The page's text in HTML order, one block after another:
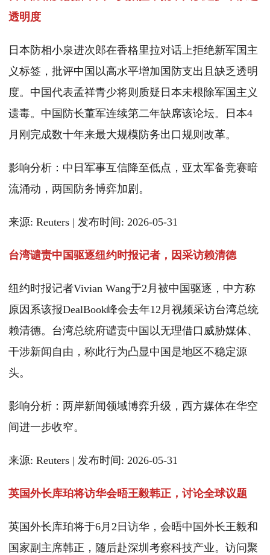
透明度
日本防相小泉进次郎在香格里拉对话上拒绝新军国主
义标签，批评中国以高水平增加国防支出且缺乏透明
度。中国代表孟祥青少将则质疑日本未根除军国主义
遗毒。中国防长董军连续第二年缺席该论坛。日本4
月刚完成数十年来最大规模防务出口规则改革。
影响分析：中日军事互信降至低点，亚太军备竞赛暗
流涌动，两国防务博弈加剧。
来源: Reuters | 发布时间: 2026-05-31
台湾谴责中国驱逐纽约时报记者，因采访赖清德
纽约时报记者Vivian Wang于2月被中国驱逐，中方称
原因系该报DealBook峰会去年12月视频采访台湾总统
赖清德。台湾总统府谴责中国以无理借口威胁媒体、
干涉新闻自由，称此行为凸显中国是地区不稳定源
头。
影响分析：两岸新闻领域博弈升级，西方媒体在华空
间进一步收窄。
来源: Reuters | 发布时间: 2026-05-31
英国外长库珀将访华会晤王毅韩正，讨论全球议题
英国外长库珀将于6月2日访华，会晤中国外长王毅和
国家副主席韩正，随后赴深圳考察科技产业。访问聚